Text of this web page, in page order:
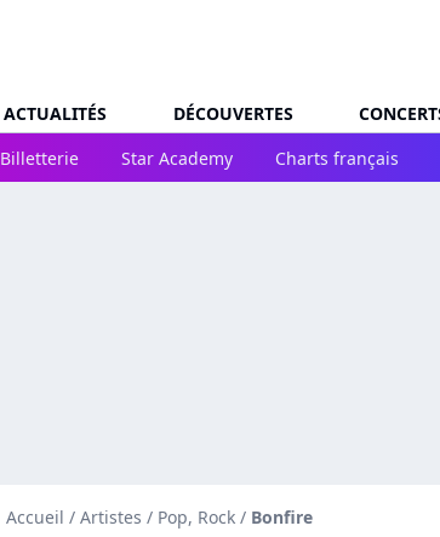
ACTUALITÉS DÉCOUVERTES
Billetterie
Star Academy Charts français
Accueil / Artistes / Pop, Rock / Bonfire